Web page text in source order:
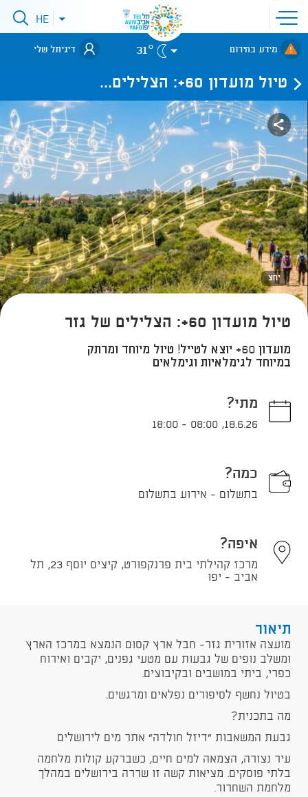
פתיחת
תפריט
אתר
לאתר עיריית
תל-אביב
פתיחתHE
מידע בחירום 31° דיגיתל שלי
טיול מועדון 60+: הצלילים...
יחצ
טיול מועדון 60+: הצלילים של גזר
מועדון 60+ יוצא לטייל! טיול מיוחד ומרתק
במיוחד לגימלאיות וגימלאים
מתי?
18.6.26
,
08:00
-
18:00
כמה?
בתשלום - אירוע בתשלום
איפה?
מרכז קהילתי בית פרנקפורט, קיציס יוסף 23, תל
אביב - יפו
תיאור
מועצה אזורית גזר- חבל ארץ קסום הנמצא במרכז הארץ
ומשלב נופים של גבעות עם מטעי גפנים, יקבים ואירוח
כפרי, ביתי במושבים ובקיבוצים.
בטיול נחשף לסיפורים נפלאים ומרגשים.
מה בתכנית?
גבעת המשאבות "דיזל חולדה" אתר מים לירושלים
עיר נצורה, הצמאה למים חיים, כשברקע קולות מלחמה
בלתי פוסקים. מציאות קשה זו שררה בירושלים במהלך
מלחמת השחרור.